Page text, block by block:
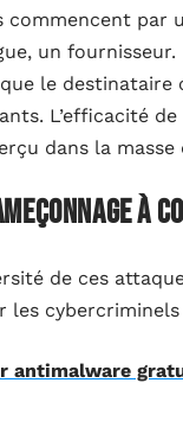
par
un
le
L’efficacité
dans la
à
de ces
les
antimalware